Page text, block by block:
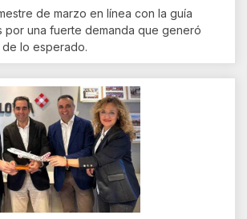
de marzo en línea con la guía
por una fuerte demanda que generó
lo esperado.